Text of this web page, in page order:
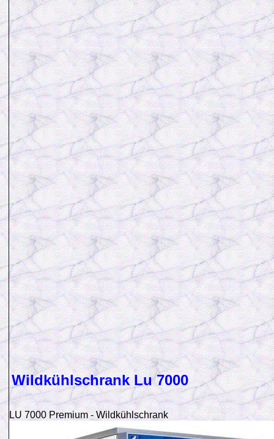
Wildkühlschrank Lu 7000
LU 7000 Premium - Wildkühlschrank